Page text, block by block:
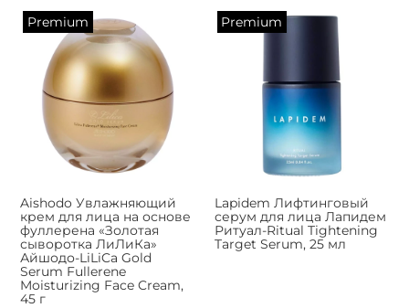
Premium
Aishodo Увлажняющий
крем для лица на основе
фуллерена «Золотая
сыворотка ЛиЛиКа»
Айшодо-LiLiCa Gold
Serum Fullerene
Moisturizing Face Cream,
45 г
Premium
Lapidem Лифтинговый
серум для лица Лапидем
Ритуал-Ritual Tightening
Target Serum, 25 мл